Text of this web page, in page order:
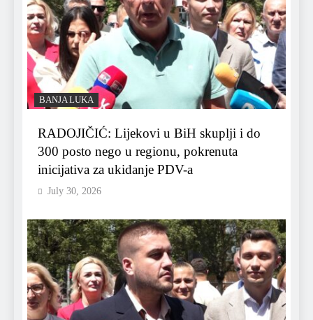
BANJA LUKA
RADOJIČIĆ: Lijekovi u BiH skuplji i do
300 posto nego u regionu, pokrenuta
inicijativa za ukidanje PDV-a
July 30, 2026